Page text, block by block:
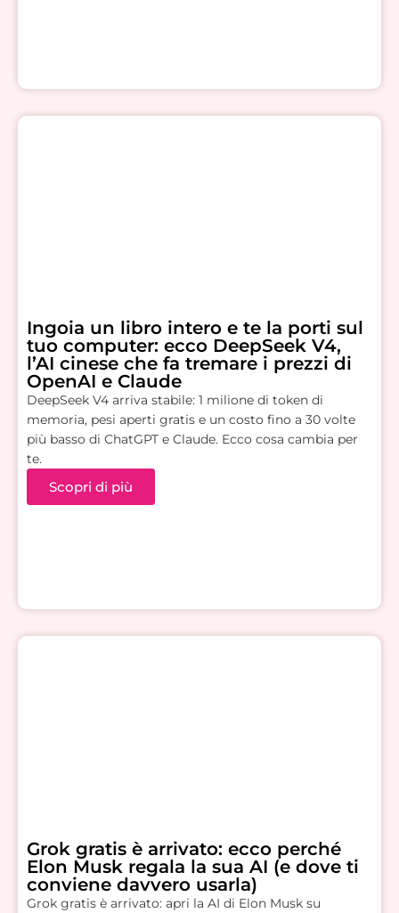
Ingoia un libro intero e te la porti sul
tuo computer: ecco DeepSeek V4,
l’AI cinese che fa tremare i prezzi di
OpenAI e Claude
DeepSeek V4 arriva stabile: 1 milione di token di
memoria, pesi aperti gratis e un costo fino a 30 volte
più basso di ChatGPT e Claude. Ecco cosa cambia per
te.
Scopri di più
Grok gratis è arrivato: ecco perché
Elon Musk regala la sua AI (e dove ti
conviene davvero usarla)
Grok gratis è arrivato: apri la AI di Elon Musk su